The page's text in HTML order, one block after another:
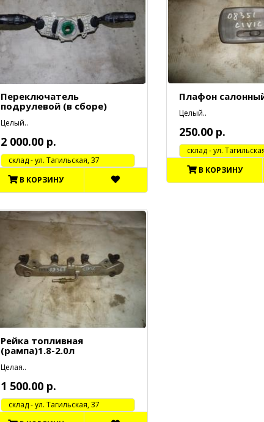
Переключатель
подрулевой (в сборе)
Целый..
2 000.00 р.
cклад - ул. Тагильская, 37
В КОРЗИНУ
Плафон
Целый..
250.00 р.
cклад - ул.
В КОРЗИНУ
Рейка топливная
(рампа)1.8-2.0л
Целая..
1 500.00 р.
cклад - ул. Тагильская, 37